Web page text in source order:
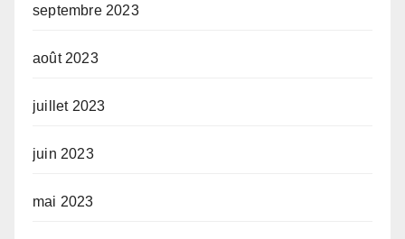
septembre 2023
août 2023
juillet 2023
juin 2023
mai 2023